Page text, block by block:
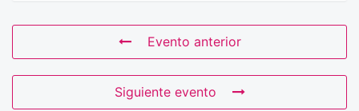
Evento anterior
Siguiente evento